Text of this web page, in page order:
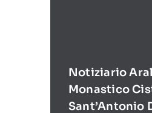
Notiziario
Monastico
Sant’Antonio